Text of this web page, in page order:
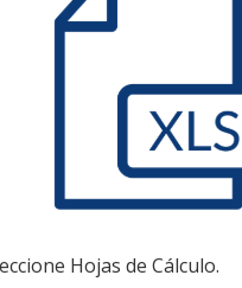
Hojas de Cálculo.